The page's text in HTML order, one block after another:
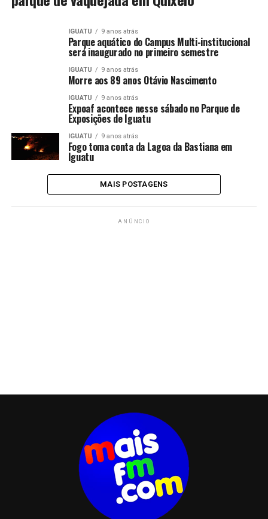
IGUATU 9 anos atrás
Parque aquático do Campus Multi-institucional
será inaugurado no primeiro semestre
IGUATU 9 anos atrás
Morre aos 89 anos Otávio Nascimento
IGUATU 9 anos atrás
Expoaf acontece nesse sábado no Parque de
Exposições de Iguatu
IGUATU 9 anos atrás
Fogo toma conta da Lagoa da Bastiana em
Iguatu
MAIS POSTAGENS
ANÚNCIO